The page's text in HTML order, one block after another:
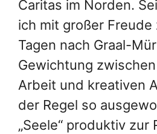
Caritas im Norden.
ich mit großer Freude
Tagen nach Graal-
Gewichtung
Arbeit und kreativen
der Regel so
„Seele“ produktiv zur